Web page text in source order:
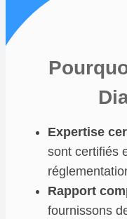
Expertise
sont certifiés
Rapport
fournissons